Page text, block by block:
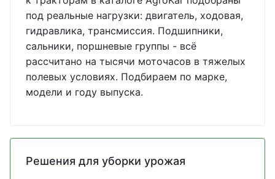
под реальные нагрузки: двигатель, ходовая,
гидравлика, трансмиссия. Подшипники,
сальники, поршневые группы - всё
рассчитано на тысячи моточасов в тяжелых
полевых условиях. Подбираем по марке,
модели и году выпуска.
Решения для уборки урожая